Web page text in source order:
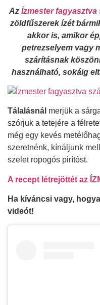
Az Ízmester
zöldfűszerek ízét
akkor is, amikor
petrezselyem vagy
szárításnak
használható, sokáig
Tálalásnál merjük a
szórjuk a tetejére a
még egy kevés
szeretnénk, kínáljunk
szelet ropogós pirítóst.
A recept létrejöttét az
Ha kíváncsi vagy,
videót!